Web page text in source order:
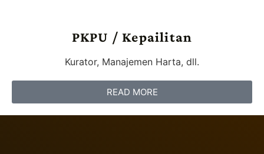
PKPU / Kepailitan
Kurator, Manajemen Harta, dll.
READ MORE